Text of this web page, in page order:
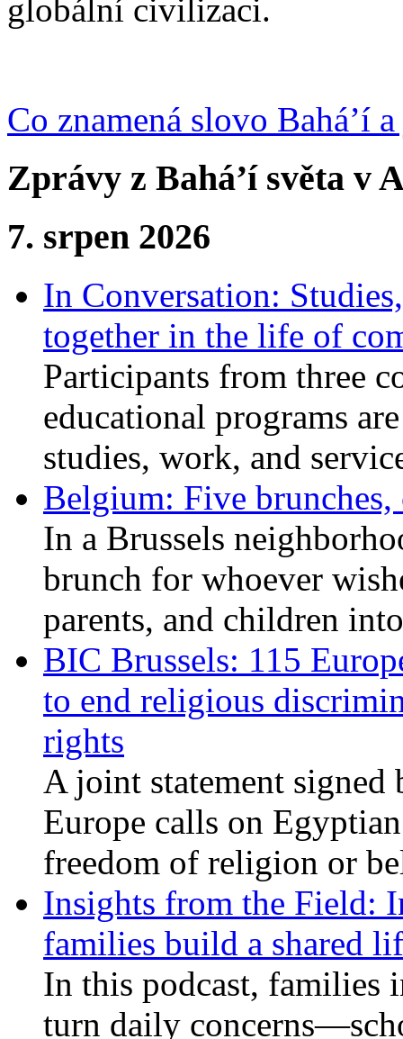
globální civilizaci.
Co znamená slovo Bahá’í
Zprávy z Bahá’í světa v
7. srpen 2026
In Conversation:
together in the life of
Participants from three
educational programs
studies, work, and
Belgium: Five
In a Brussels
brunch for whoever
parents, and children
BIC Brussels: 115
to end religious
rights
A joint statement signed
Europe calls on
freedom of religion or
Insights from the Field:
families build a shared
In this podcast, families
turn daily